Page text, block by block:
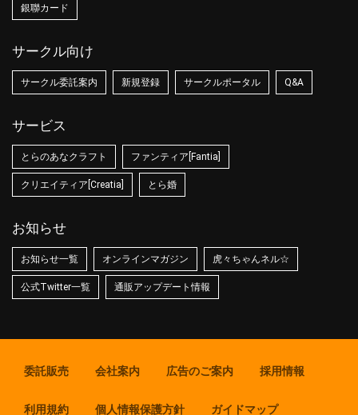
銀聯カード
サークル向け
サークル委託案内 新規登録 サークルポータル Q&A
サービス
とらのあなクラフト ファンティア[Fantia]
クリエイティア[Creatia] とら婚
お知らせ
お知らせ一覧 オンラインマガジン 虎々ちゃんネル☆
公式Twitter一覧 通販アップデート情報
委託販売 会社案内 広告のご案内 採用情報
利用規約 個人情報保護方針 ガイドマップ